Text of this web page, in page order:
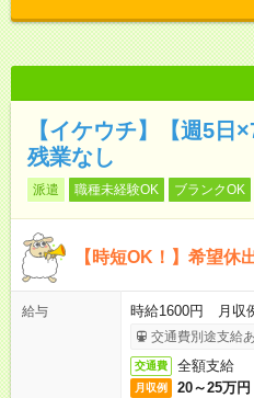
【イケウチ】【週5日
残業なし
派遣 職種未経験OK ブランクOK
【時短OK！】希望休
給与 時給1600円 月収
交通費別途支給
交通費 全額支給
月収例 20～25万円